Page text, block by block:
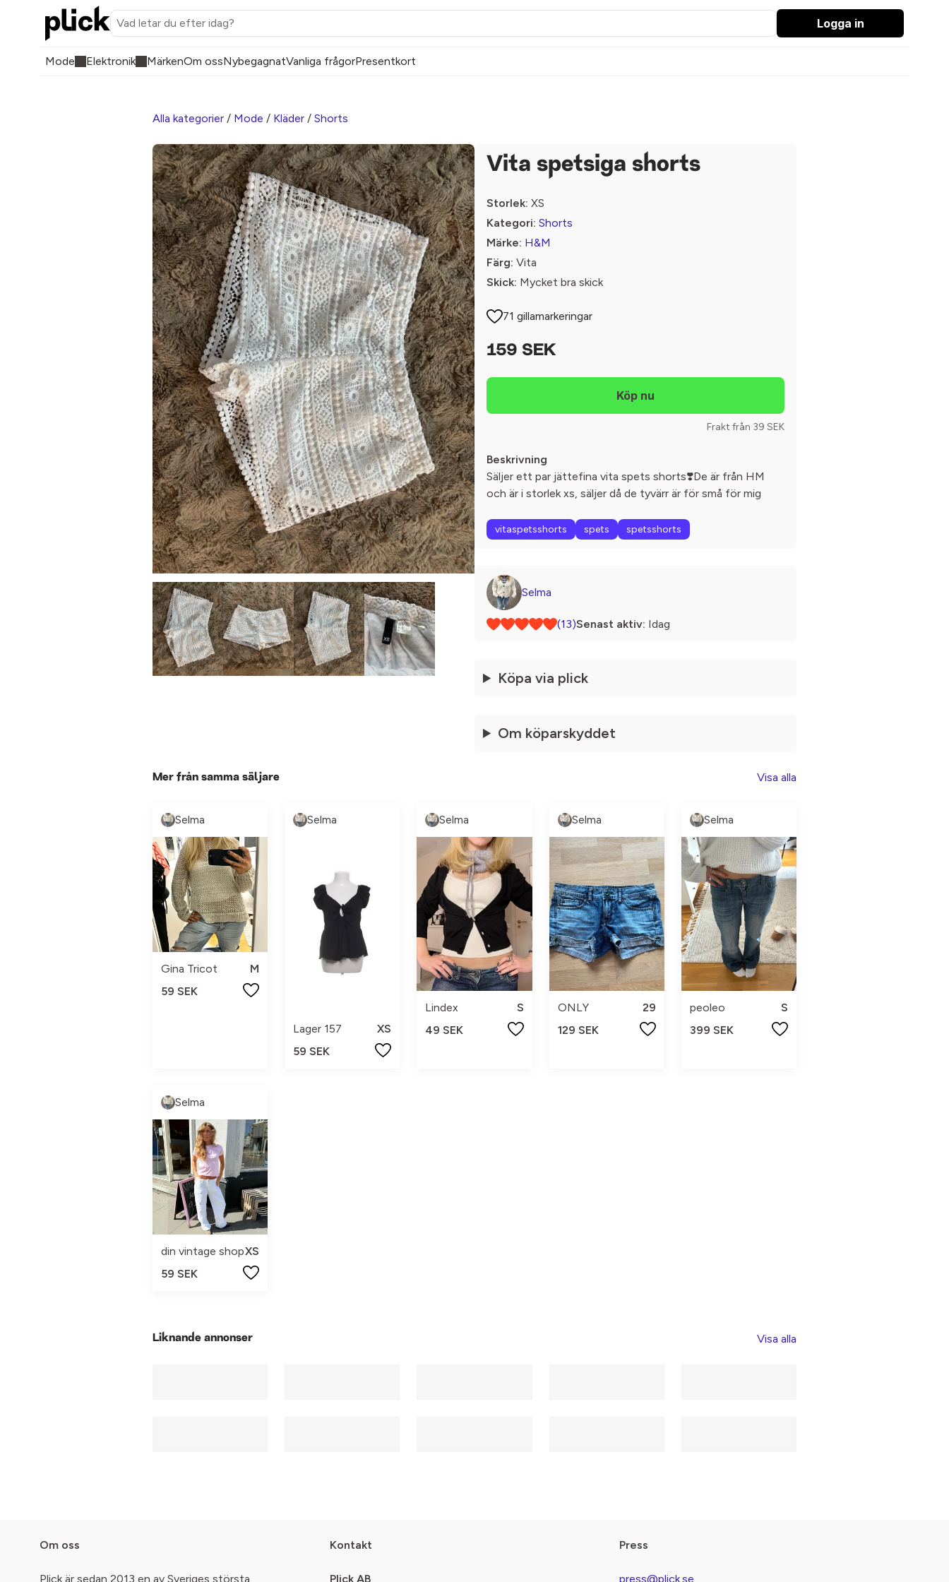
Logga in
Mode Elektronik MärkenOm ossNybegagnatVanliga frågorPresentkort
Alla kategorier / Mode / Kläder / Shorts
Vita spetsiga shorts
Storlek: XS
Kategori: Shorts
Märke: H&M
Färg: Vita
Skick: Mycket bra skick
71 gillamarkeringar
159 SEK
Frakt från 39 SEK
Beskrivning
Säljer ett par jättefina vita spets shorts❣️De är från HM
och är i storlek xs, säljer då de tyvärr är för små för mig
vitaspetsshorts spets spetsshorts
Selma
(13)Senast aktiv: Idag
Köpa via plick
Om köparskyddet
Mer från samma säljare Visa alla
Selma
Gina Tricot
M
59 SEK
Selma
Lager 157
XS
59 SEK
Selma
Lindex
S
49 SEK
Selma
ONLY
29
129 SEK
Selma
peoleo
S
399 SEK
Selma
din vintage shopXS
59 SEK
Liknande annonser Visa alla
Om oss
Plick är sedan 2013 en av Sveriges största
Kontakt
Plick AB
Press
press@plick.se